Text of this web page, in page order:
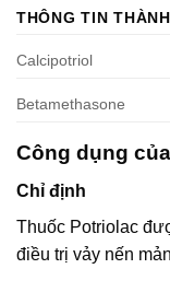
THÔNG TIN
Calcipotriol
Betamethasone
Công dụng
Chỉ định
Thuốc Potriolac
điều trị vảy nến